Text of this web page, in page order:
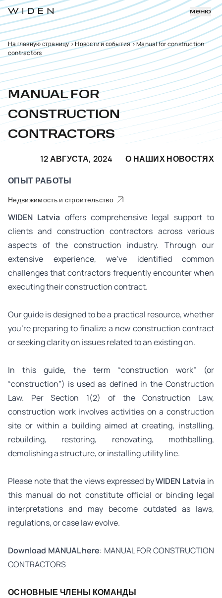
меню
На главную страницу>Новости и события>Manual for construction
contractors
MANUAL FOR
CONSTRUCTION
CONTRACTORS
12 АВГУСТА, 2024
О НАШИХ НОВОСТЯХ
ОПЫТ РАБОТЫ
Недвижимость и строительство
WIDEN Latvia offers comprehensive legal support to
clients and construction contractors across various
aspects of the construction industry. Through our
extensive experience, we’ve identified common
challenges that contractors frequently encounter when
executing their construction contract.
Our guide is designed to be a practical resource, whether
you’re preparing to finalize a new construction contract
or seeking clarity on issues related to an existing on.
In this guide, the term “construction work” (or
“construction”) is used as defined in the Construction
Law. Per Section 1(2) of the Construction Law,
construction work involves activities on a construction
site or within a building aimed at creating, installing,
rebuilding, restoring, renovating, mothballing,
demolishing a structure, or installing utility line.
Please note that the views expressed byWIDEN Latvia in
this manual do not constitute official or binding legal
interpretations and may become outdated as laws,
regulations, or case law evolve.
Download MANUAL here: MANUAL FOR CONSTRUCTION
CONTRACTORS
ОСНОВНЫЕ ЧЛЕНЫ КОМАНДЫ